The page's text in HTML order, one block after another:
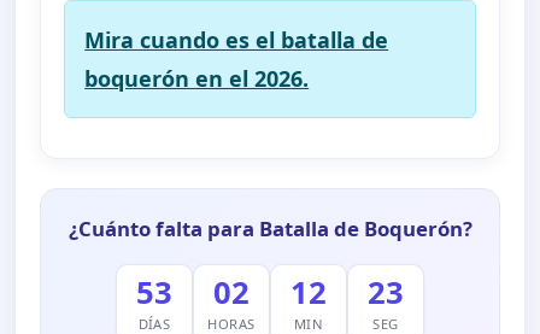
Mira cuando es el batalla de
boquerón en el 2026.
¿Cuánto falta para Batalla de Boquerón?
53
DÍAS
02
HORAS
12
MIN
23
SEG